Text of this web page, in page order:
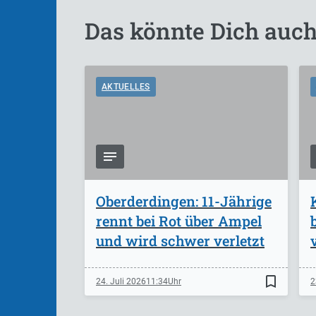
Das könnte Dich
AKTUELLES
Oberderdingen: 11-Jährige
rennt bei Rot über Ampel
und wird schwer verletzt
24. Juli 202611:34 bookmark_border